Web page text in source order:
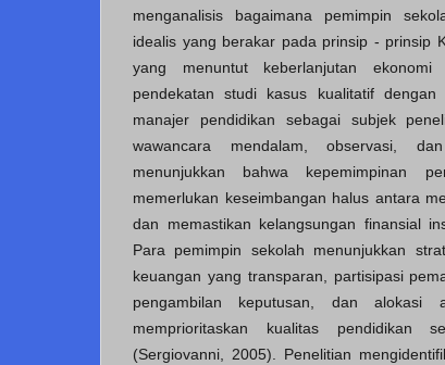
menganalisis bagaimana pemimpin
idealis yang berakar pada prinsip - prinsip
yang menuntut keberlanjutan ekonomi
pendekatan studi kasus kualitatif
manajer pendidikan sebagai subjek
wawancara mendalam, observasi,
menunjukkan bahwa kepemimpinan
memerlukan keseimbangan halus antara
dan memastikan kelangsungan finansial
Para pemimpin sekolah menunjukkan
keuangan yang transparan, partisipasi
pengambilan keputusan, dan alokasi
memprioritaskan kualitas pendidikan
(Sergiovanni, 2005). Penelitian